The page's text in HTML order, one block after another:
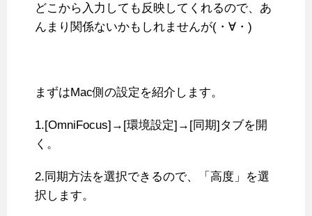
どこから入力しても反映してくれるので、あ
んまり関係ないかもしれませんが(・∀・)
まずはMac側の設定を紹介します。
1.[OmniFocus]→[環境設定]→[同期]タブを開
く。
2.同期方法を選択できるので、「高度」を選
択します。